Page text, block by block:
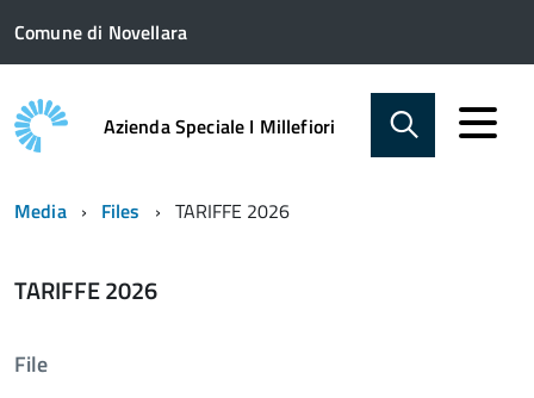
Comune di Novellara
Azienda Speciale I Millefiori
Media Files TARIFFE 2026
TARIFFE 2026
File